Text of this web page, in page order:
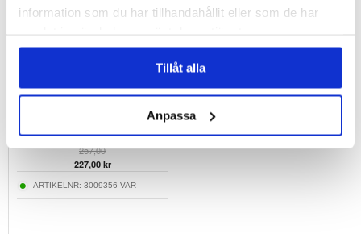
information som du har tillhandahållit eller som de har
Tillåt alla
Anpassa
Tactical Stealth Bomber Universalfodral för
257,00
227,00kr
ARTIKELNR: 3009356-VAR